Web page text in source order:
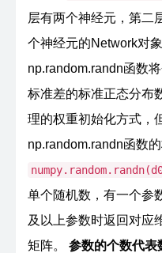
层有两个神经元，第二
个神经元的Network对象
np.random.randn函数
标准差的标准正态分布
理的权重初始化方式，
np.random.randn函数
单个随机数，有一个参
及以上参数时返回对应
矩阵。 参数的个数代表